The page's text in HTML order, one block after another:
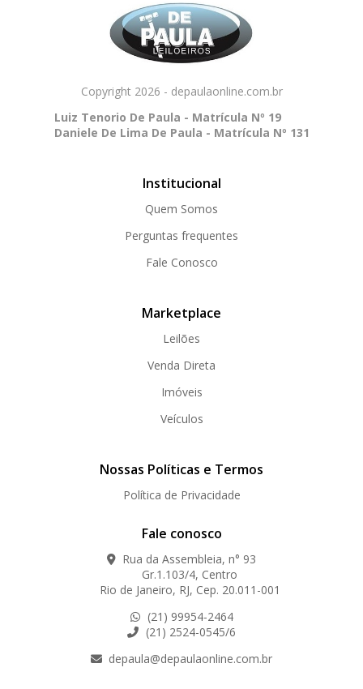
Copyright 2026 - depaulaonline.com.br
Luiz Tenorio De Paula - Matrícula Nº 19
Daniele De Lima De Paula - Matrícula Nº 131
Institucional
Quem Somos
Perguntas frequentes
Fale Conosco
Marketplace
Leilões
Venda Direta
Imóveis
Veículos
Nossas Políticas e Termos
Política de Privacidade
Fale conosco
Rua da Assembleia, n° 93
Gr.1.103/4, Centro
Rio de Janeiro, RJ, Cep. 20.011-001
(21) 99954-2464
(21) 2524-0545/6
depaula@depaulaonline.com.br